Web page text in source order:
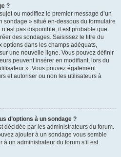
?
ou modifiez le premier message d’un
sondage » situé en-dessous du formulaire
pas disponible, il est probable que
des sondages. Saisissez le titre du
dans les champs adéquats,
une nouvelle ligne. Vous pouvez définir
peuvent insérer en modifiant, lors du
». Vous pouvez également
et autoriser ou non les utilisateurs à
d’options à un sondage ?
décidée par les administrateurs du forum.
ajouter à un sondage vous semble
un administrateur du forum s’il est